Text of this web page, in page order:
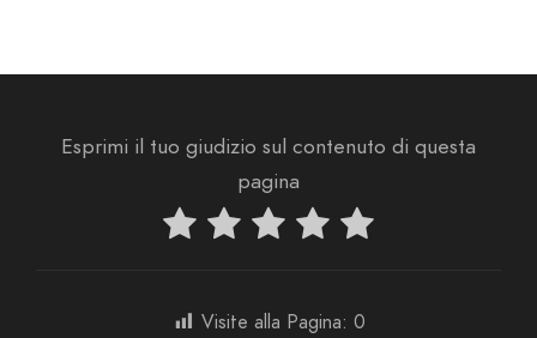
Esprimi il tuo giudizio sul contenuto di questa
pagina
Visite alla Pagina: 0